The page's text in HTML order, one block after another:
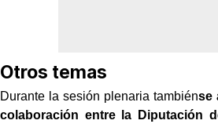
Otros temas
Durante la sesión plenaria tambiénse
colaboración entre la Diputación